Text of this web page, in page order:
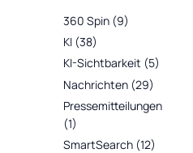
360 Spin(9)
KI(38)
KI-Sichtbarkeit (5)
Nachrichten(29)
Pressemitteilungen
(1)
SmartSearch(12)